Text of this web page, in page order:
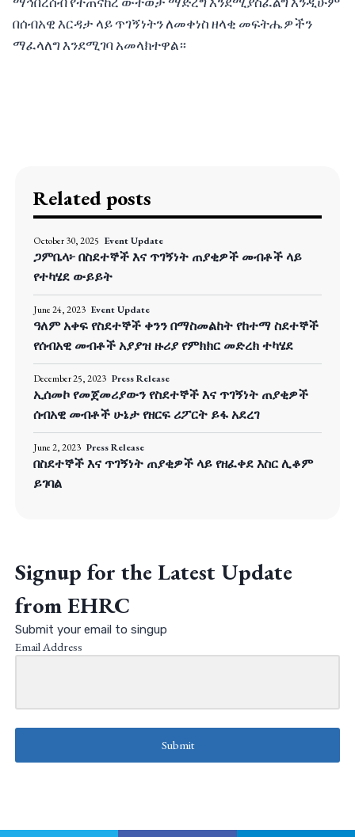
በሰብአዊ እርዳታ ላይ ጥገኝነትን ለመቀነስ ዘላቂ መፍትሔዎችን
ማፈላለግ እንደሚገባ አመላክተዋል።
Related posts
October 30, 2025 Event Update
ጋምቤላ፦ በስደተኞች እና ጥገኝነት ጠያቂዎች መብቶች ላይ
የተካሄደ ውይይት
June 24, 2023 Event Update
ዓለም አቀፍ የስደተኞች ቀንን በማስመልከት የከተማ ስደተኞች
የሰብአዊ መብቶች አያያዝ ዙሪያ የምክክር መድረክ ተካሄደ
December 25, 2023 Press Release
ኢሰመኮ የመጀመሪያውን የስደተኞች እና ጥገኝነት ጠያቂዎች
ሰብአዊ መብቶች ሁኔታ የዘርፍ ሪፖርት ይፋ አደረገ
June 2, 2023 Press Release
በስደተኞች እና ጥገኝነት ጠያቂዎች ላይ የዘፈቀደ እስር ሊቆም
ይገባል
Signup for the Latest Update
from EHRC
Submit your email to singup
Email Address
Submit